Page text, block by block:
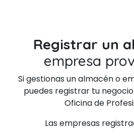
Registrar un
empresa
Si gestionas un almacén o
puedes registrar tu
Oficina de
Las empresas